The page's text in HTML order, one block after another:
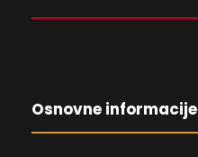
Osnovne informacije